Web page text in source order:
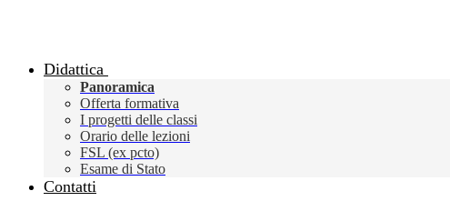
Didattica
Panoramica
Offerta formativa
I progetti delle classi
Orario delle lezioni
FSL (ex pcto)
Esame di Stato
Contatti